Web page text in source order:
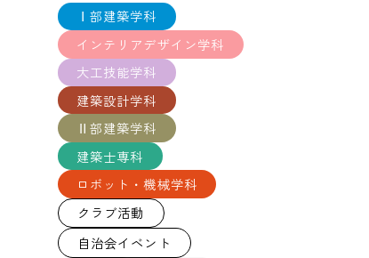
Ⅰ部建築学科
インテリアデザイン学科
大工技能学科
建築設計学科
Ⅱ部建築学科
建築士専科
ロボット・機械学科
クラブ活動
自治会イベント